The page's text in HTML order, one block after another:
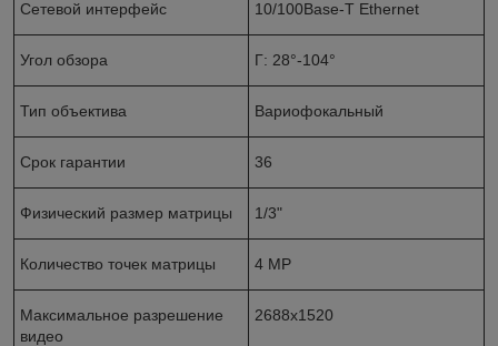
Сетевой интерфейс 10/100Base-T Ethernet
Угол обзора Г: 28°-104°
Тип объектива Вариофокальный
Срок гарантии 36
Физический размер матрицы 1/3"
Количество точек матрицы 4 MP
Максимальное разрешение
видео
2688x1520